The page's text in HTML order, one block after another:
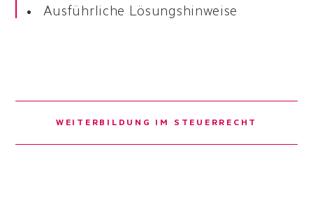
Ausführliche Lösungshinweise
WEITERBILDUNG IM STEUERRECHT